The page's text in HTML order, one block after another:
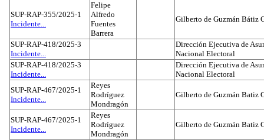
SUP-RAP-355/2025-1
Incidente...
Felipe
Alfredo
Fuentes
Barrera
Gilberto de Guzmán Bátiz
SUP-RAP-418/2025-3
Incidente...
Dirección Ejecutiva de
Nacional Electoral
SUP-RAP-418/2025-3
Incidente...
Dirección Ejecutiva de
Nacional Electoral
SUP-RAP-467/2025-1
Incidente...
Reyes
Rodríguez
Mondragón
Gilberto de Guzmán Batiz
SUP-RAP-467/2025-1
Incidente...
Reyes
Rodríguez
Mondragón
Gilberto de Guzmán Batiz